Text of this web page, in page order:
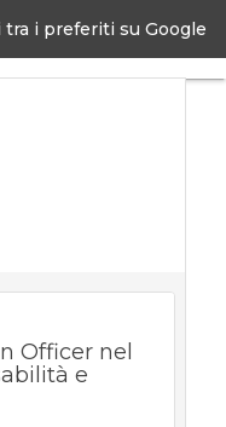
tra i preferiti su Google
Officer nel
e